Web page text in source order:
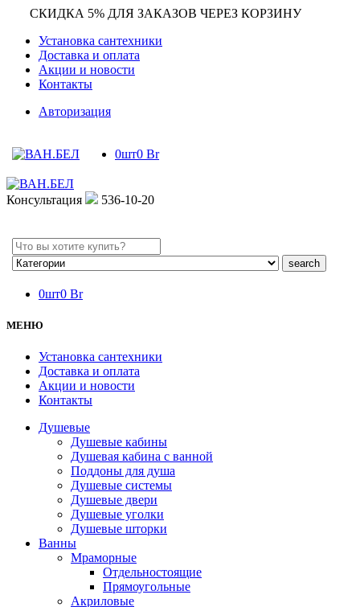
СКИДКА 5% ДЛЯ ЗАКАЗОВ ЧЕРЕЗ КОРЗИНУ
Установка сантехники
Доставка и оплата
Акции и новости
Контакты
Авторизация
0шт0 Br
Консультация 536-10-20
Search
here
0шт0 Br
МЕНЮ
Установка сантехники
Доставка и оплата
Акции и новости
Контакты
Душевые
Душевые кабины
Душевая кабина с ванной
Поддоны для душа
Душевые системы
Душевые двери
Душевые уголки
Душевые шторки
Ванны
Мраморные
Отдельностоящие
Прямоугольные
Акриловые